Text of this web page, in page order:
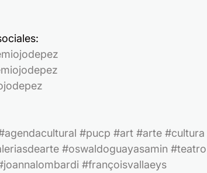
#pucp #art #arte #cultura
#oswaldoguayasamin #teatro
#françoisvallaeys